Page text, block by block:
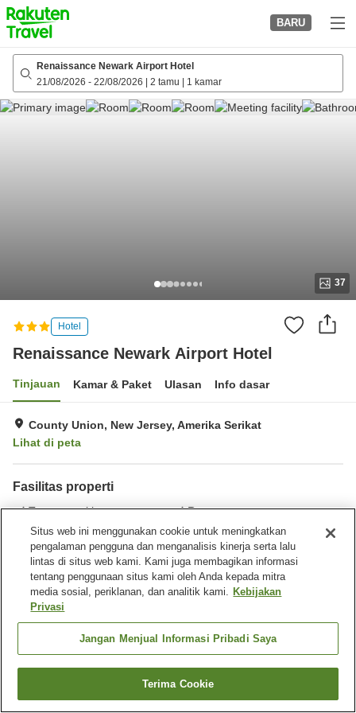
to
top
page
BARU
Renaissance Newark Airport Hotel
21/08/2026 - 22/08/2026 2 tamu 1 kamar
37
Hotel
Renaissance Newark Airport Hotel
Tinjauan Kamar & Paket Ulasan Info dasar
County Union, New Jersey, Amerika Serikat
Lihat di peta
Fasilitas properti
Tempat parkir
Restoran
Bar
Benar-benar bebas rokok
Beranda Amerika Serikat New Jersey
County Union
Renaissance Newark Airport Hotel
Cari kamar
Situs web ini menggunakan cookie untuk meningkatkan
pengalaman pengguna dan menganalisis kinerja serta lalu
lintas di situs web kami. Kami juga membagikan informasi
tentang penggunaan situs kami oleh Anda kepada mitra
media sosial, periklanan, dan analitik kami. Kebijakan
Privasi
Jangan Menjual Informasi Pribadi Saya
Terima Cookie